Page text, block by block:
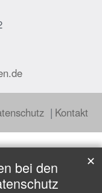
Kontakt
bei den
✕